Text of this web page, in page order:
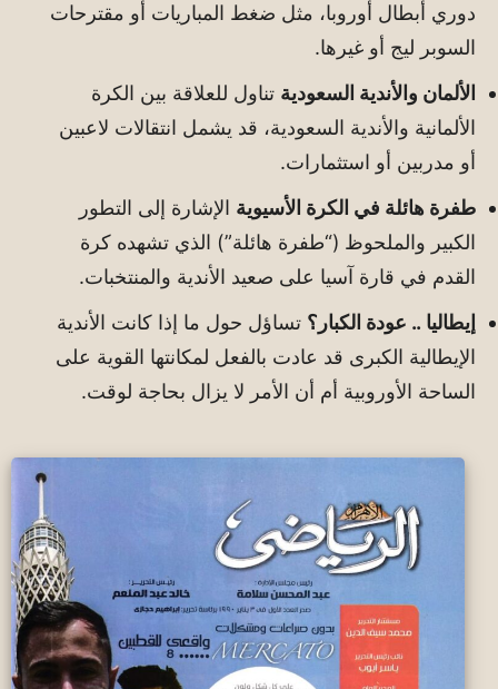
دوري أبطال أوروبا، مثل ضغط المباريات أو مقترحات
السوبر ليج أو غيرها.
الألمان والأندية السعودية تناول للعلاقة بين الكرة
الألمانية والأندية السعودية، قد يشمل انتقالات لاعبين
أو مدربين أو استثمارات.
طفرة هائلة في الكرة الأسيوية الإشارة إلى التطور
الكبير والملحوظ (“طفرة هائلة”) الذي تشهده كرة
القدم في قارة آسيا على صعيد الأندية والمنتخبات.
إيطاليا .. عودة الكبار؟ تساؤل حول ما إذا كانت الأندية
الإيطالية الكبرى قد عادت بالفعل لمكانتها القوية على
الساحة الأوروبية أم أن الأمر لا يزال بحاجة لوقت.